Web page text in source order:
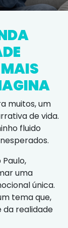
muitos, um
de vida.
fluido
uma
única.
tema que,
da realidade